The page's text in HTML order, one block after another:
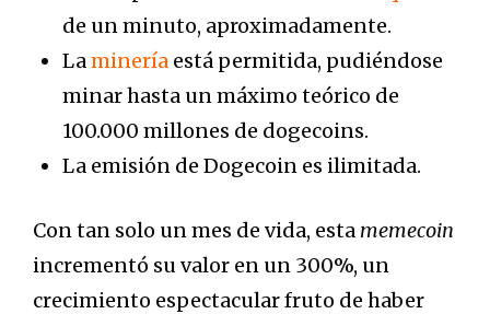
de un minuto, aproximadamente.
Laminería está permitida, pudiéndose
minar hasta un máximo teórico de
100.000 millones de dogecoins.
La emisión de Dogecoin es ilimitada.
Con tan solo un mes de vida, esta memecoin
incrementó su valor en un 300%, un
crecimiento espectacular fruto de haber